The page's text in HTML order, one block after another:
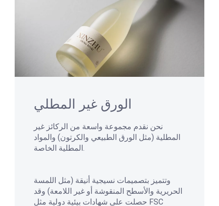
الورق غير المطلي
نحن نقدم مجموعة واسعة من الركائز غير
المطلية (مثل الورق الطبيعي والكرتون) والمواد
المطلية الخاصة.
وتتميز بتصميمات نسيجية أنيقة (مثل اللمسة
الحريرية والأسطح المنقوشة أو غير اللامعة) وقد
حصلت على شهادات بيئية دولية مثل FSC